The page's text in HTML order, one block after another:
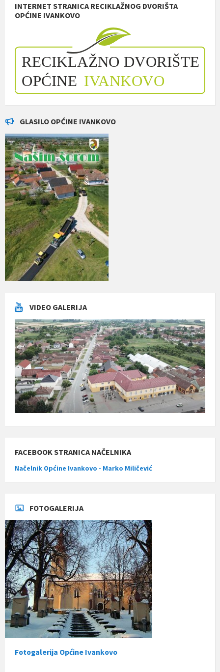
INTERNET STRANICA RECIKLAŽNOG DVORIŠTA
OPĆINE IVANKOVO
GLASILO OPĆINE IVANKOVO
VIDEO GALERIJA
FACEBOOK STRANICA NAČELNIKA
Načelnik Općine Ivankovo - Marko Miličević
FOTOGALERIJA
Fotogalerija Općine Ivankovo